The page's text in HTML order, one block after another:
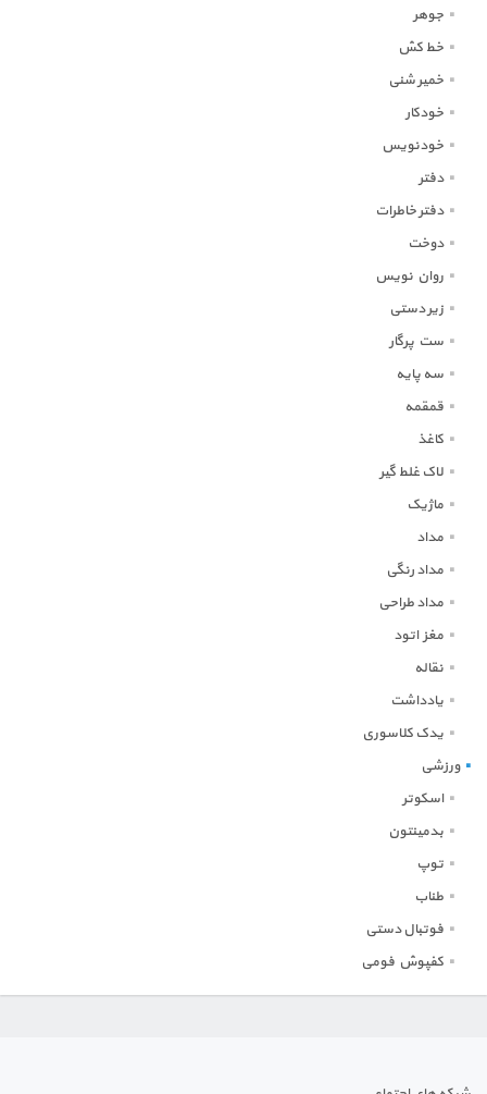
جوهر
خط کش
خمیر شنی
خودکار
خودنویس
دفتر
دفتر خاطرات
دوخت
روان نویس
زیر دستی
ست پرگار
سه پایه
قمقمه
کاغذ
لاک غلط گیر
ماژیک
مداد
مداد رنگی
مداد طراحی
مغز اتود
نقاله
یادداشت
یدک کلاسوری
ورزشی
اسکوتر
بدمینتون
توپ
طناب
فوتبال دستی
کفپوش فومی